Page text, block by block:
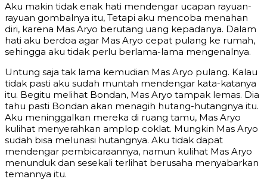
Aku makin tidak enak hati mendengar ucapan rayuan-
rayuan gombalnya itu, Tetapi aku mencoba menahan
diri, karena Mas Aryo berutang uang kepadanya. Dalam
hati aku berdoa agar Mas Aryo cepat pulang ke rumah,
sehingga aku tidak perlu berlama-lama mengenalnya.
Untung saja tak lama kemudian Mas Aryo pulang. Kalau
tidak pasti aku sudah muntah mendengar kata-katanya
itu. Begitu melihat Bondan, Mas Aryo tampak lemas. Dia
tahu pasti Bondan akan menagih hutang-hutangnya itu.
Aku meninggalkan mereka di ruang tamu, Mas Aryo
kulihat menyerahkan amplop coklat. Mungkin Mas Aryo
sudah bisa melunasi hutangnya. Aku tidak dapat
mendengar pembicaraannya, namun kulihat Mas Aryo
menunduk dan sesekali terlihat berusaha menyabarkan
temannya itu.